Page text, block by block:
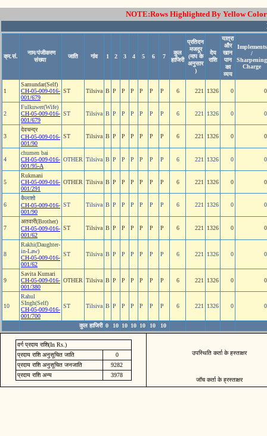
NOTE:Rows Highlighted By Yellow
क्र.सं.
नाम/पंजीकरण
संख्या
जाति गांव 1 2 3 4 5 6 7
कुल
हाजिरी
प्रतिदन
मजदूर
(माप के
अनुसार
)
देय
राशि
यात्रा
और
खान
पान
का
व्यय
Implements
/
Sharpening
Charge
1
Samundar(Self)
CH-05-009-016-
001/679
ST Tilsiva B P P P P P P 6 221 1326 0 0
2
Fulkuwer(Wife)
CH-05-009-016-
001/679
ST Tilsiva B P P P P P P 6 221 1326 0 0
3
देवचन्‍द्र
CH-05-009-016-
001/90
ST Tilsiva B P P P P P P 6 221 1326 0 0
4
chumen bai
CH-05-009-016-
001/95-A
OTHER Tilsiva B P P P P P P 6 221 1326 0 0
5
Rukmani
CH-05-009-016-
001/291
OTHER Tilsiva B P P P P P P 6 221 1326 0 0
6
कैलाशो
CH-05-009-016-
001/90
ST Tilsiva B P P P P P P 6 221 1326 0 0
7
अतवारी(Brother)
CH-05-009-016-
001/62
ST Tilsiva B P P P P P P 6 221 1326 0 0
8
Rakhi(Daughter-
in-Law)
CH-05-009-016-
001/62
ST Tilsiva B P P P P P P 6 221 1326 0 0
9
Savita Kumari
CH-05-009-016-
001/380
OTHER Tilsiva B P P P P P P 6 221 1326 0 0
10
Rahul
SIngh(Self)
CH-05-009-016-
001/700
ST Tilsiva B P P P P P P 6 221 1326 0 0
कुल हाजिरी 0 10 10 10 10 10 10
वर्ग प्रदाय राशि(In Rs.)
प्रदाय राशि अनुसूचित जाति
0
प्रदाय राशि अनुसूचित जनजाति
9282
प्रदाय राशि अन्य
3978
उपस्थिति कर्ता के हस्ताक्षर
जॉच कर्ता के ह्रस्ताक्षर